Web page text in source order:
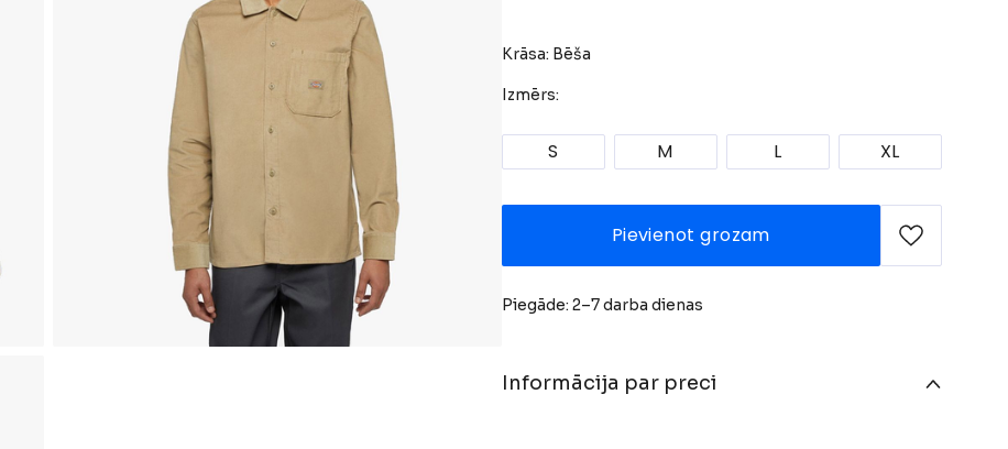
Krāsa: Bēša
Izmērs:
S M L XL
Pievienot grozam
Piegāde: 2–7 darba dienas
Informācija par preci